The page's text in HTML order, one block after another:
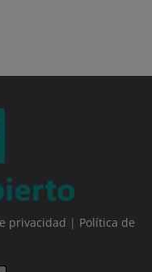
privacidad | Política de